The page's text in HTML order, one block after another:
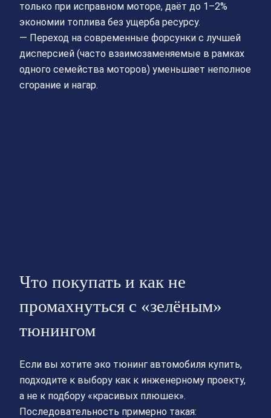
только при исправном моторе, даёт до 1–2%
экономии топлива без ущерба ресурсу.
— Переход на современные форсунки с лучшей
дисперсией (часто взаимозаменяемые в рамках
одного семейства моторов) уменьшает неполное
сгорание и нагар.
Что покупать и как не
промахнуться с «зелёным»
тюнингом
Если вы хотите эко тюнинг автомобиля купить,
подходите к выбору как к инженерному проекту,
а не к подбору «красивых плюшек».
Последовательность примерно такая: